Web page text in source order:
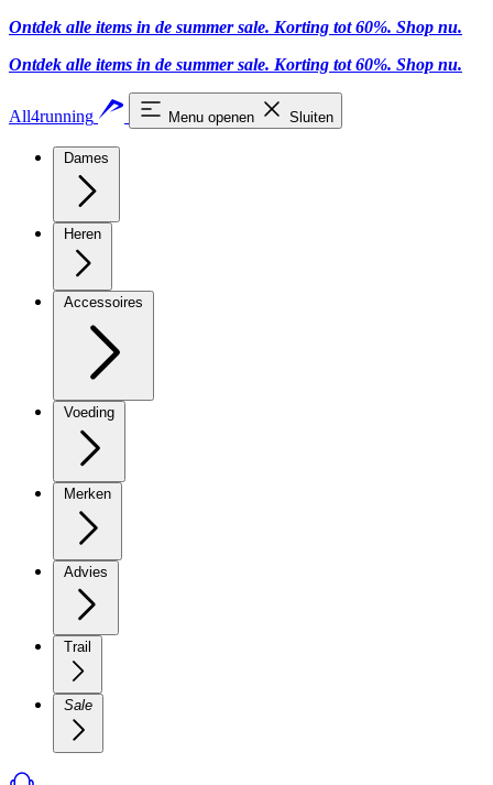
Ontdek alle items in de summer sale. Korting tot 60%. Shop nu.
Ontdek alle items in de summer sale. Korting tot 60%. Shop nu.
All4running Menu openen Sluiten
Dames
Heren
Accessoires
Voeding
Merken
Advies
Trail
Sale